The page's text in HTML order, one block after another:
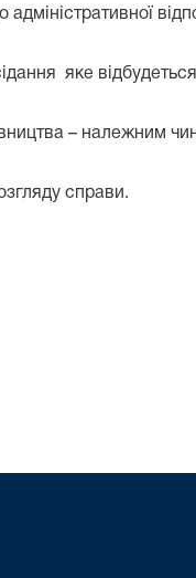
яке
– належним
справи.